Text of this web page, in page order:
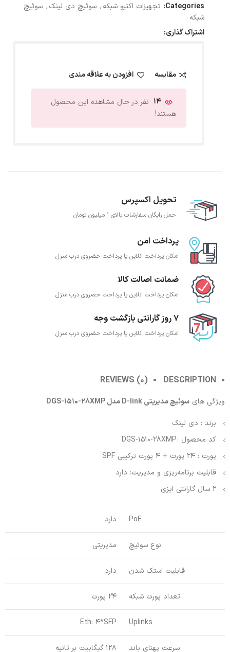
Categories: تجهیزات اکتیو شبکه, سوئیچ دی لینک, سوئیچ
شبکه
اشتراک گذاری:
مقایسه افزودن به علاقه مندی
14 نفر در حال مشاهده این محصول
هستند!
تحویل اکسپرس
حمل رایگان سفارشات بالای 1 میلیون تومان
پرداخت امن
امکان پرداخت انلاین یا پرداخت حضروی درب منزل
ضمانت اصالت کالا
امکان پرداخت انلاین یا پرداخت حضروی درب منزل
7 روز گارانتی بازگشت وجه
امکان پرداخت انلاین یا پرداخت حضروی درب منزل
DESCRIPTION
REVIEWS (0)
ویژگی های سوئیچ مدیریتی D-link مدل DGS-1510-28XMP
برند : دی لینک
کد محصول : DGS-1510-28XMP
پورت : 24 پورت + 4 پورت ترکیبی SPF
قابلیت برنامه‌ریزی و مدیریت: دارد
2 سال گارانتی ایزی
PoE دارد
نوع سوئیچ مدیریتی
قابلیت استک شدن دارد
تعداد پورت شبکه 24 پورت
Uplinks
Eth: 4*SFP
سرعت پهنای باند 128 گیگابیت بر ثانیه